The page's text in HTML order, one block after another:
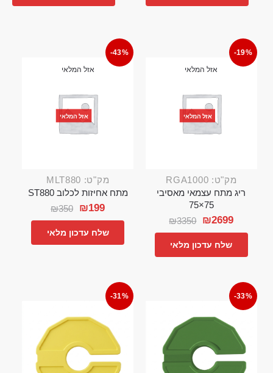
-19%
אזל המלאי
אזל המלאי
מק"ט: RGA1000
ריג מתח עצמאי מאסיבי
75×75
₪3350 ₪2699
שלח עדכון מלאי
-43%
אזל המלאי
אזל המלאי
מק"ט: MLT880
מתח אחיזות לכלוב ST880
₪350 ₪199
שלח עדכון מלאי
-33%
-31%